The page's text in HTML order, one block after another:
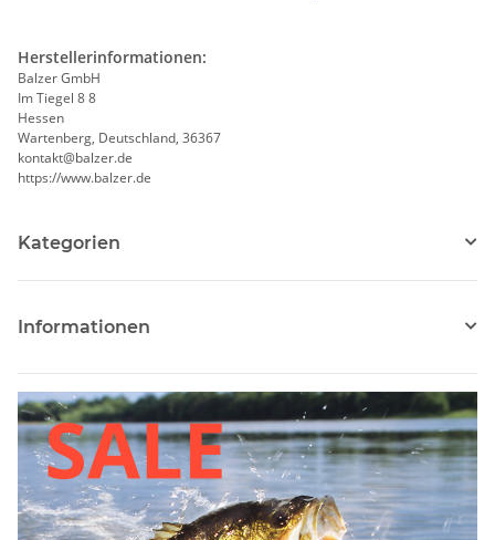
Herstellerinformationen:
Balzer GmbH
Im Tiegel 8 8
Hessen
Wartenberg, Deutschland, 36367
kontakt@balzer.de
https://www.balzer.de
Kategorien
Informationen